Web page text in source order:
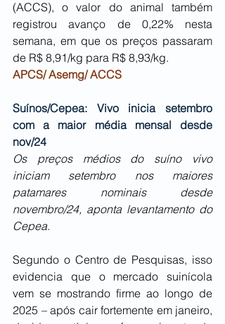
(ACCS), o valor do animal também
registrou avanço de 0,22% nesta
semana, em que os preços passaram
de R$ 8,91/kg para R$ 8,93/kg.
APCS/ Asemg/ ACCS
Suínos/Cepea: Vivo inicia setembro
com a maior média mensal desde
nov/24
Os preços médios do suíno vivo
iniciam setembro nos maiores
patamares nominais desde
novembro/24, aponta levantamento do
Cepea.
Segundo o Centro de Pesquisas, isso
evidencia que o mercado suinícola
vem se mostrando firme ao longo de
2025 – após cair fortemente em janeiro,